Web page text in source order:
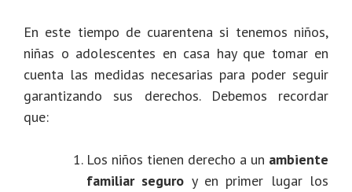
En este tiempo de cuarentena si tenemos niños,
niñas o adolescentes en casa hay que tomar en
cuenta las medidas necesarias para poder seguir
garantizando sus derechos. Debemos recordar
que:
Los niños tienen derecho a un ambiente
familiar seguro y en primer lugar los